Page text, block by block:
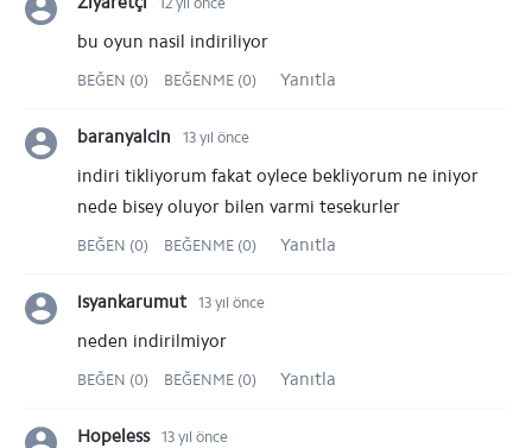
bu oyun nasil indiriliyor
BEĞEN (0) BEĞENME (0) Yanıtla
baranyalcin 13 yıl önce
indiri tikliyorum fakat oylece bekliyorum ne iniyor
nede bisey oluyor bilen varmi tesekurler
BEĞEN (0) BEĞENME (0) Yanıtla
isyankarumut 13 yıl önce
neden indirilmiyor
BEĞEN (0) BEĞENME (0) Yanıtla
Hopeless 13 yıl önce